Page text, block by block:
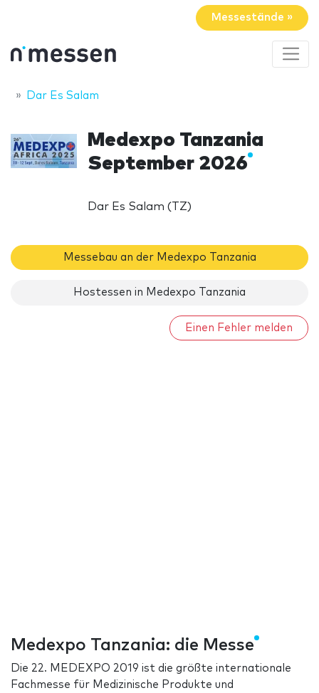
Messestände »
Dar Es Salam
Medexpo Tanzania
September 2026
Dar Es Salam (TZ)
Messebau an der Medexpo Tanzania
Hostessen in Medexpo Tanzania
Einen Fehler melden
Medexpo Tanzania: die Messe
Die 22. MEDEXPO 2019 ist die größte internationale
Fachmesse für Medizinische Produkte und